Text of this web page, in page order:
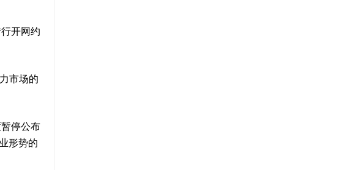
开网约
市场的
停公布
形势的